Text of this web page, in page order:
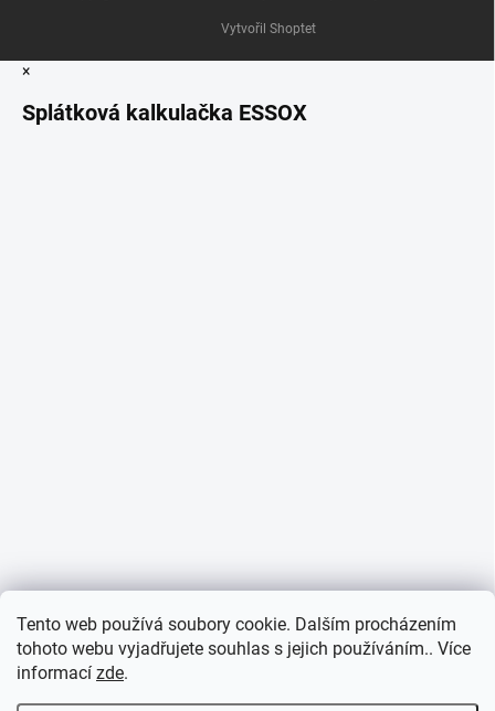
Tento web používá soubory cookie. Dalším procházením
tohoto webu vyjadřujete souhlas s jejich používáním.. Více
informací zde.
Vytvořil Shoptet
×
Splátková kalkulačka ESSOX